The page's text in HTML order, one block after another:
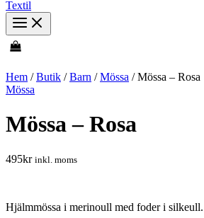
Hem /Butik /Barn /Mössa / Mössa – Rosa
Mössa
Mössa – Rosa
495kr inkl. moms
Hjälmmössa i merinoull med foder i silkeull.